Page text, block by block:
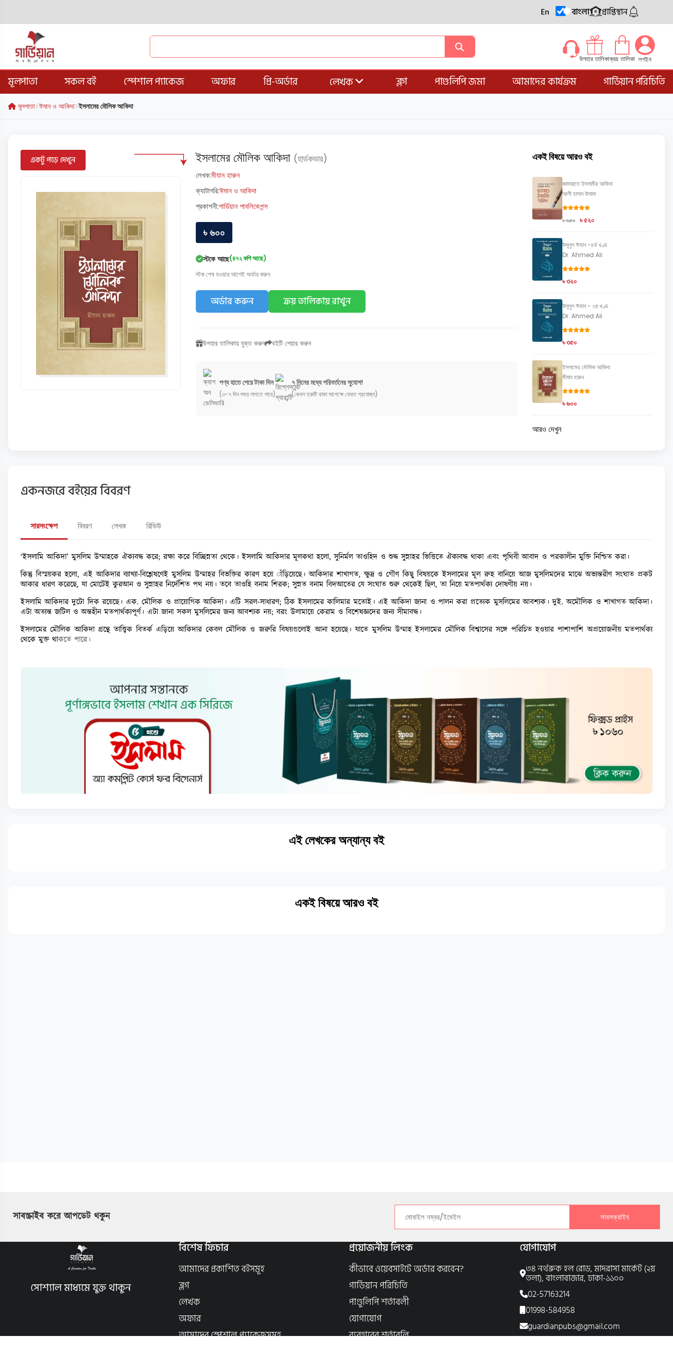
En বাংলা প্রাপ্তিস্থান
উপহার তালিকাক্রয় তালিকা লগইন
মূলপাতা সকল বই স্পেশাল প্যাকেজ অফার প্রি-অর্ডার লেখক ব্লগ পাণ্ডলিপি জমা আমাদের কার্যক্রম গার্ডিয়ান পরিচিতি
মূলপাতা ঈমান ও আকিদা ইসলামের মৌলিক আকিদা
একটু পড়ে দেখুন ইসলামের মৌলিক আকিদা (হার্ডকভার)
লেখক:মীযান হারুন
ক্যাটাগরি:ঈমান ও আকিদা
প্রকাশনী:গার্ডিয়ান পাবলিকেশন্স
৳ ৬০০
স্টকে আছে(৪৭২ কপি আছে)
স্টক শেষ হওয়ার আগেই অর্ডার করুন
অর্ডার করুন ক্রয় তালিকায় রাখুন
উপহার তালিকায় যুক্ত করুন বইটি শেয়ার করুন
পণ্য হাতে পেয়ে টাকা দিন
(৩-৭ দিন সময় লাগতে পারে)
৭ দিনের মধ্যে পরিবর্তনের সুযোগ!
(কেবল ত্রুটি থাকা সাপেক্ষে ফেরত প্রযোজ্য)
একই বিষয়ে আরও বই
জামায়াতে ইসলামীর আকিদা
আলী হাসান উসামা
৳ ৬৫০ ৳ ৫২০
উসূলুল ঈমান -৪র্থ খণ্ড
Dr. Ahmed Ali
৳ ৩২০
উসূলুল ঈমান - ৩য় খণ্ড
Dr. Ahmed Ali
৳ ৩৫০
ইসলামের মৌলিক আকিদা
মীযান হারুন
৳ ৬০০
আরও দেখুন
একনজরে বইয়ের বিবরণ
সারসংক্ষেপ বিবরণ লেখক রিভিউ
‘ইসলামি আকিদা’ মুসলিম উম্মাহকে ঐক্যবদ্ধ করে; রক্ষা করে বিচ্ছিন্নতা থেকে। ইসলামি আকিদার মূলকথা হলো, সুনির্মল তাওহিদ ও শুদ্ধ সুন্নাহর ভিত্তিতে ঐক্যবদ্ধ থাকা এবং পৃথিবী আবাদ ও পরকালীন মুক্তি নিশ্চিত করা।
কিন্তু বিস্ময়কর হলো, এই আকিদার ব্যাখ্যা-বিশ্লেষণেই মুসলিম উম্মাহর বিভক্তির কারণ হয়ে াঁড়িয়েছে। আকিদার শাখাগত, ক্ষুদ্র ও গৌণ কিছু বিষয়কে ইসলামের মূল রুহ বানিয়ে আজ মুসলিমদের মাঝে অভ্যন্তরীণ সংঘাত প্রকট
আকার ধারণ করেছে, যা মোটেই কুরআন ও সুন্নাহর নির্দেশিত পথ নয়। তবে তাওহি বনাম শিরক; সুন্নত বনাম বিদআতের যে সংঘাত শুরু থেকেই ছিল, তা নিয়ে মতপার্থক্য দোষণীয় নয়।
ইসলামি আকিদার দুটো দিক রয়েছে। এক. মৌলিক ও প্রায়োগিক আকিদা। এটি সরল-সাধারণ; ঠিক ইসলামের কালিমার মতোই। এই আকিদা জানা ও পালন করা প্রত্যেক মুসলিমের আবশ্যক। দুই. অমৌলিক ও শাখাগত আকিদা।
এটা অত্যন্ত জটিল ও অন্তহীন মতপার্থক্যপূর্ণ। এটা জানা সকল মুসলিমের জন্য আবশ্যক নয়; বরং উলামায়ে কেরাম ও বিশেষজ্ঞদের জন্য সীমাবদ্ধ।
ইসলামের মৌলিক আকিদা গ্রন্থে তাত্ত্বিক বিতর্ক এড়িয়ে আকিদার কেবল মৌলিক ও জরুরি বিষয়গুলোই আনা হয়েছে। যাতে মুসলিম উম্মাহ ইসলামের মৌলিক বিশ্বাসের সঙ্গে পরিচিত হওয়ার পাশাপাশি অপ্রয়োজনীয় মতপার্থক্য
থেকে মুক্ত থাকতে পারে।
এই লেখকের অন্যান্য বই
একই বিষয়ে আরও বই
সাবস্ক্রাইব করে আপডেট থকুন সাবসক্রাইব
সোশ্যাল মাধ্যমে যুক্ত থাকুন
বিশেষ ফিচার
আমাদের প্রকাশিত বইসমূহ
ব্লগ
লেখক
অফার
আমাদের স্পেশাল প্যাকেজসমূহ
প্রয়োজনীয় লিংক
কীভাবে ওয়েবসাইটে অর্ডার করবেন?
গার্ডিয়ান পরিচিতি
পাণ্ডুলিপি শর্তাবলী
যোগাযোগ
ব্যবহারের শর্তাবলি
যোগাযোগ
৩৪ নর্থব্রুক হল রোড, মাদরাসা মার্কেট (২য়
তলা), বাংলাবাজার, ঢাকা-১১০০
02-57163214
01998-584958
guardianpubs@gmail.com